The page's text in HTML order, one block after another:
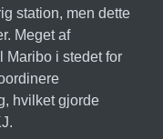
station, men dette
Meget af
Maribo i stedet for
hvilket gjorde